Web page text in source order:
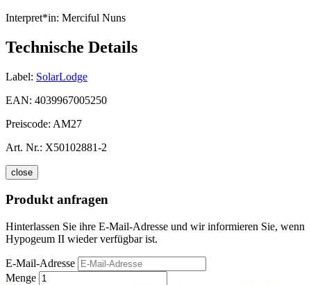
Interpret*in: Merciful Nuns
Technische Details
Label: SolarLodge
EAN: 4039967005250
Preiscode: AM27
Art. Nr.: X50102881-2
close
Produkt anfragen
Hinterlassen Sie ihre E-Mail-Adresse und wir informieren Sie, wenn
Hypogeum II wieder verfügbar ist.
E-Mail-Adresse
Menge